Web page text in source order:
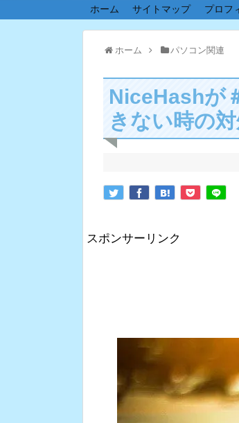
ホーム サイトマップ プロフ
ホーム パソコン関連
NiceHashが
きない時の対
スポンサーリンク